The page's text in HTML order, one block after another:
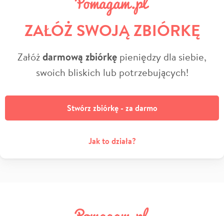
ZAŁÓŻ SWOJĄ ZBIÓRKĘ
Załóżdarmową zbiórkę pieniędzy dla siebie,
swoich bliskich lub potrzebujących!
Stwórz zbiórkę - za darmo
Jak to działa?